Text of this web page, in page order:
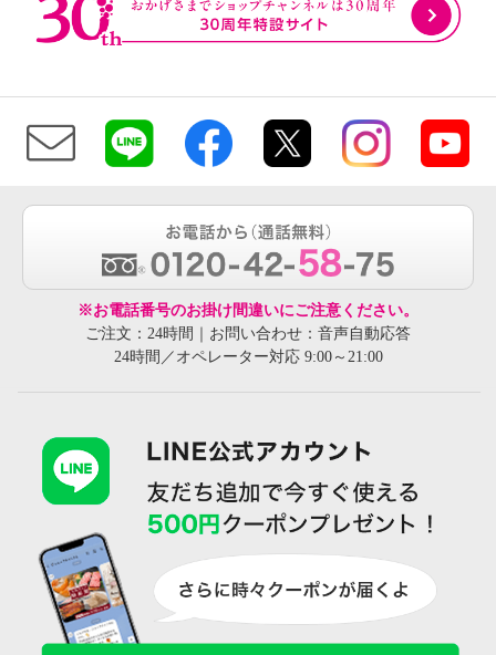
※お電話番号のお掛け間違いにご注意ください。
ご注文：24時間｜お問い合わせ：音声自動応答
24時間／オペレーター対応 9:00～21:00